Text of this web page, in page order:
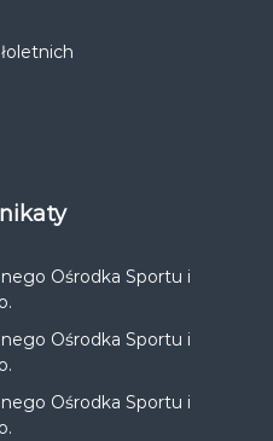
Ośrodka Sportu i
Ośrodka Sportu i
Ośrodka Sportu i